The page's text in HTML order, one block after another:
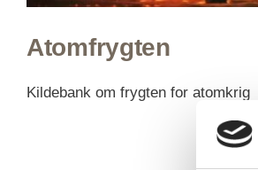
Atomfrygten
Kildebank om frygten for atomkrig